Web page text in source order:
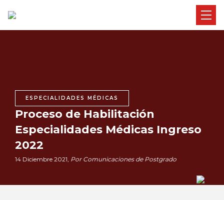
ESPECIALIDADES MÉDICAS
Proceso de Habilitación
Especialidades Médicas Ingreso
2022
14 Diciembre 2021, Por Comunicaciones de Postgrado